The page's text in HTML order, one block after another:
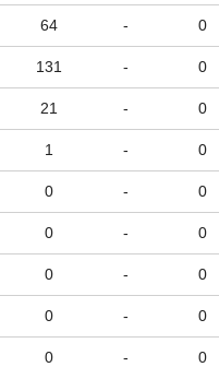
64 - 0
131 - 0
21 - 0
1 - 0
0 - 0
0 - 0
0 - 0
0 - 0
0 - 0